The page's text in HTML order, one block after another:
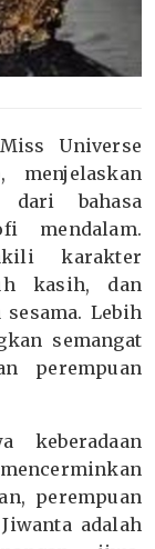
Universe
menjelaskan
dari bahasa
mendalam.
karakter
kasih, dan
Lebih
semangat
perempuan
keberadaan
perempuan
adalah